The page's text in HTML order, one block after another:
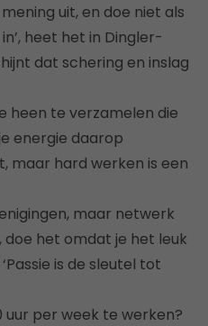
uit, en doe niet als
heet het in Dingler-
dat schering en inslag
heen te verzamelen die
energie daarop
maar hard werken is een
maar netwerk
het omdat je het leuk
is de sleutel tot
uur per week te werken?